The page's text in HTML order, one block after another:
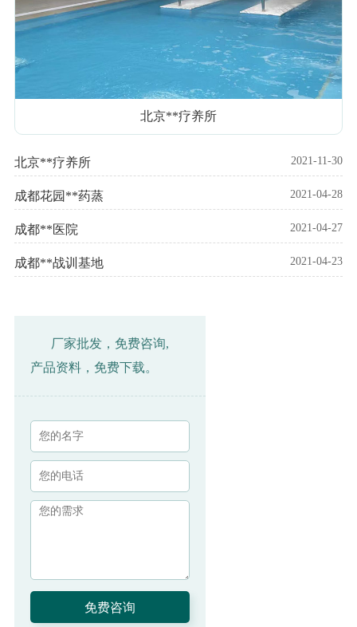
北京**疗养所
北京**疗养所 2021-11-30
成都花园**药蒸 2021-04-28
成都**医院 2021-04-27
成都**战训基地 2021-04-23
厂家批发，免费咨询,
产品资料，免费下载。